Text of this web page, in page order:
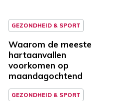
GEZONDHEID & SPORT
Waarom de meeste
hartaanvallen
voorkomen op
maandagochtend
GEZONDHEID & SPORT